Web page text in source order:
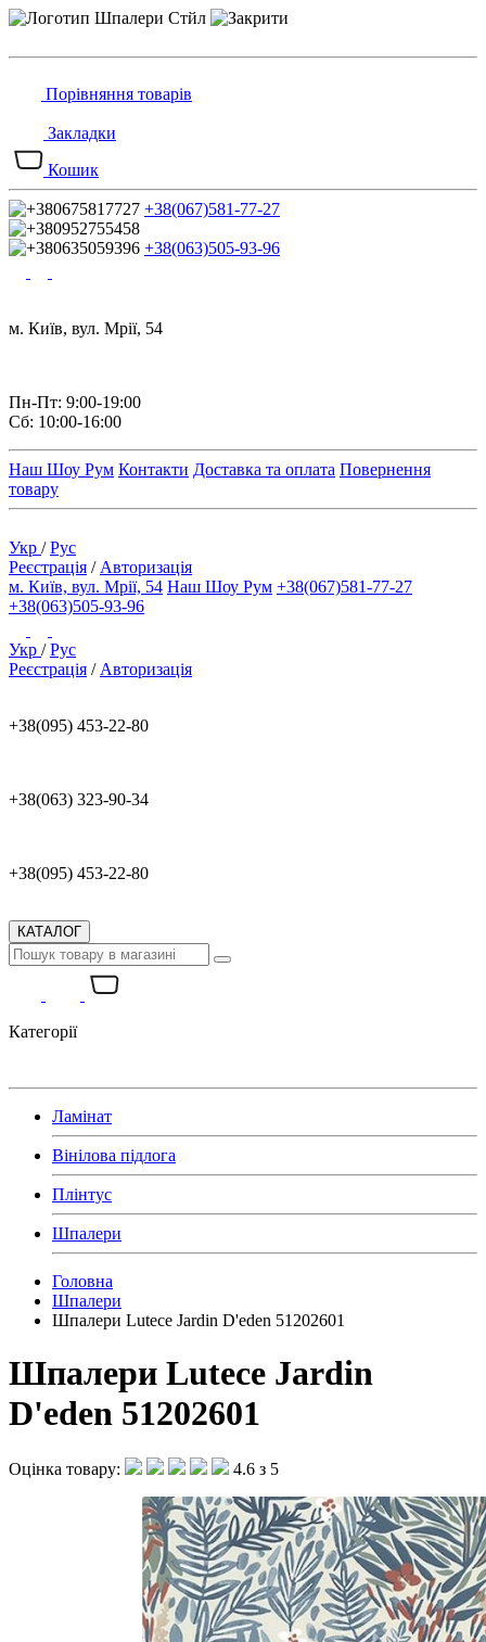
Порівняння товарів
Закладки
Кошик
+38(067)581-77-27
+38(063)505-93-96
м. Київ, вул. Мрії, 54
Пн-Пт: 9:00-19:00
Сб: 10:00-16:00
Наш Шоу Рум Контакти Доставка та оплата Повернення
товару
Укр /Рус
Реєстрація / Авторизація
м. Київ, вул. Мрії, 54 Наш Шоу Рум +38(067)581-77-27
+38(063)505-93-96
Укр /Рус
Реєстрація / Авторизація
+38(095) 453-22-80
+38(063) 323-90-34
+38(095) 453-22-80
КАТАЛОГ
Категорії
Ламінат
Вінілова підлога
Плінтус
Шпалери
Головна
Шпалери
Шпалери Lutece Jardin D'eden 51202601
Шпалери Lutece Jardin
D'eden 51202601
Оцінка товару: 4.6 з 5